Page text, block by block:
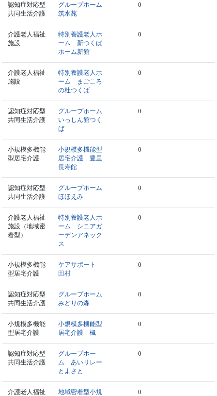
認知症対応型
共同生活介護
グループホーム
筑水苑
0
介護老人福祉
施設
特別養護老人ホ
ーム 新つくば
ホーム新館
0
介護老人福祉
施設
特別養護老人ホ
ーム まごころ
の杜つくば
0
認知症対応型
共同生活介護
グループホーム
いっしん館つく
ば
0
小規模多機能
型居宅介護
小規模多機能型
居宅介護 豊里
長寿館
0
認知症対応型
共同生活介護
グループホーム
ほほえみ
0
介護老人福祉
施設（地域密
着型）
特別養護老人ホ
ーム シニアガ
ーデンアネック
ス
0
小規模多機能
型居宅介護
ケアサポート
田村
0
認知症対応型
共同生活介護
グループホーム
みどりの森
0
小規模多機能
型居宅介護
小規模多機能型
居宅介護 楓
0
認知症対応型
共同生活介護
グループホー
ム あいリレー
とよさと
0
介護老人福祉
地域密着型小規
0